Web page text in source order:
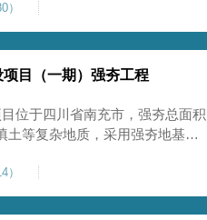
地地基强夯加固处理，总强夯施
）
目（一期）强夯工程
位于四川省南充市，强夯总面积
土等复杂地质，采用强夯地基加
整个场地施工区域合理划分为若
）